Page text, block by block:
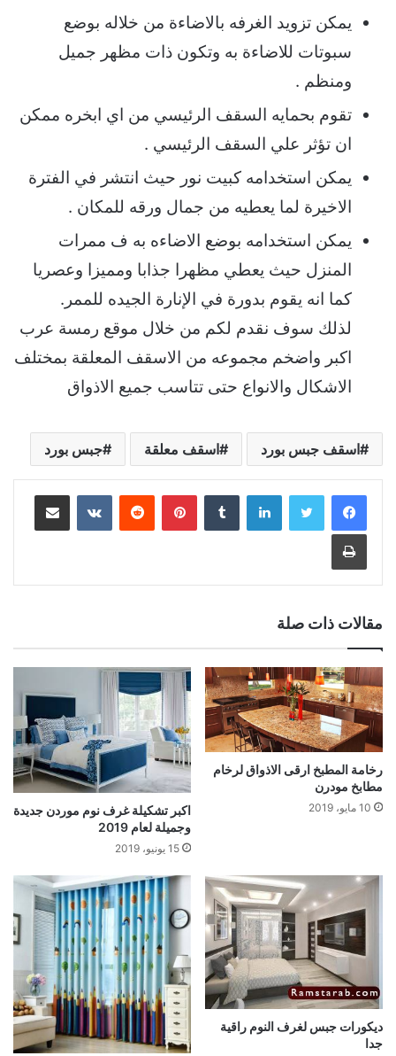
يمكن تزويد الغرفه بالاضاءة من خلاله بوضع
سبوتات للاضاءة به وتكون ذات مظهر جميل
ومنظم .
تقوم بحمايه السقف الرئيسي من اي ابخره ممكن
ان تؤثر علي السقف الرئيسي .
يمكن استخدامه كبيت نور حيث انتشر في الفترة
الاخيرة لما يعطيه من جمال ورقه للمكان .
يمكن استخدامه بوضع الاضاءه به ف ممرات
المنزل حيث يعطي مظهرا جذابا ومميزا وعصريا
كما انه يقوم بدورة في الإنارة الجيده للممر.
لذلك سوف نقدم لكم من خلال موقع رمسة عرب
اكبر واضخم مجموعه من الاسقف المعلقة بمختلف
الاشكال والانواع حتى تتاسب جميع الاذواق
اسقف جبس بورد اسقف معلقة جبس بورد
لينكدإن بينتيريست مشاركة عبر البريد
طباعة
مقالات ذات صلة
رخامة المطبخ ارقى الاذواق لرخام
مطابخ مودرن
10 مايو، 2019
اكبر تشكيلة غرف نوم موردن جديدة
وجميلة لعام 2019
15 يونيو، 2019
ديكورات جبس لغرف النوم راقية
جدا